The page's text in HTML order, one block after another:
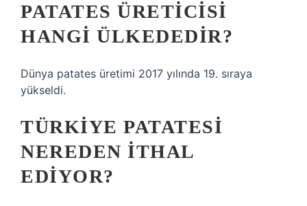
PATATES ÜRETICISI
HANGI ÜLKEDEDIR?
Dünya patates üretimi 2017 yılında 19. sıraya
yükseldi.
TÜRKIYE PATATESI
NEREDEN ITHAL
EDIYOR?